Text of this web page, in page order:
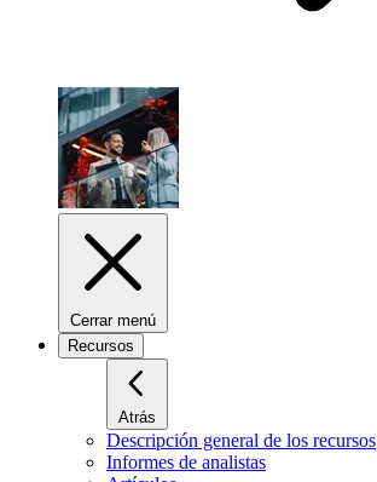
Cerrar menú
Recursos
Atrás
Descripción general de los recursos
Informes de analistas